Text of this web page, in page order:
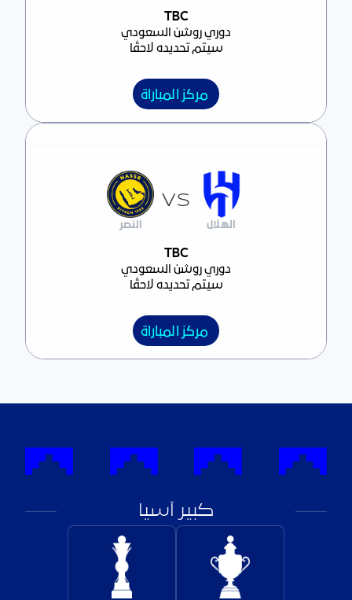
مركز المباراةTBC
دوري روشن السعودي
سيتم تحديده لاحقًا
مركز المباراة
مركز المباراةTBC
دوري روشن السعودي
سيتم تحديده لاحقًا
الهلال
VS
النصر
مركز المباراة
كبير آسيا